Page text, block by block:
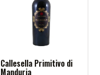
Callesella Primitivo di
Manduria